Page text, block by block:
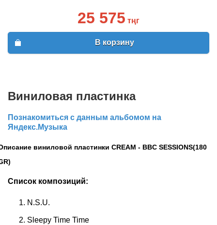
25 575 тңг
В корзину
Виниловая пластинка
Познакомиться с данным альбомом на
Яндекс.Музыка
виниловой пластинки CREAM - BBC SESSIONS(180
Список композиций:
N.S.U.
Sleepy Time Time